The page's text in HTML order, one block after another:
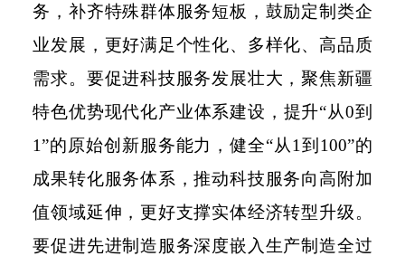
务，补齐特殊群体服务短板，鼓励定制类企
业发展，更好满足个性化、多样化、高品质
需求。要促进科技服务发展壮大，聚焦新疆
特色优势现代化产业体系建设，提升“从0到
1”的原始创新服务能力，健全“从1 到 100”的
成果转化服务体系，推动科技服务向高附加
值领域延伸，更好支撑实体经济转型升级。
要促进先进制造服务深度嵌入生产制造全过